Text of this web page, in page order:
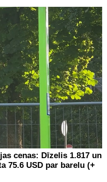
cenas: Dīzelis 1.817 un
75.6 USD par barelu (+